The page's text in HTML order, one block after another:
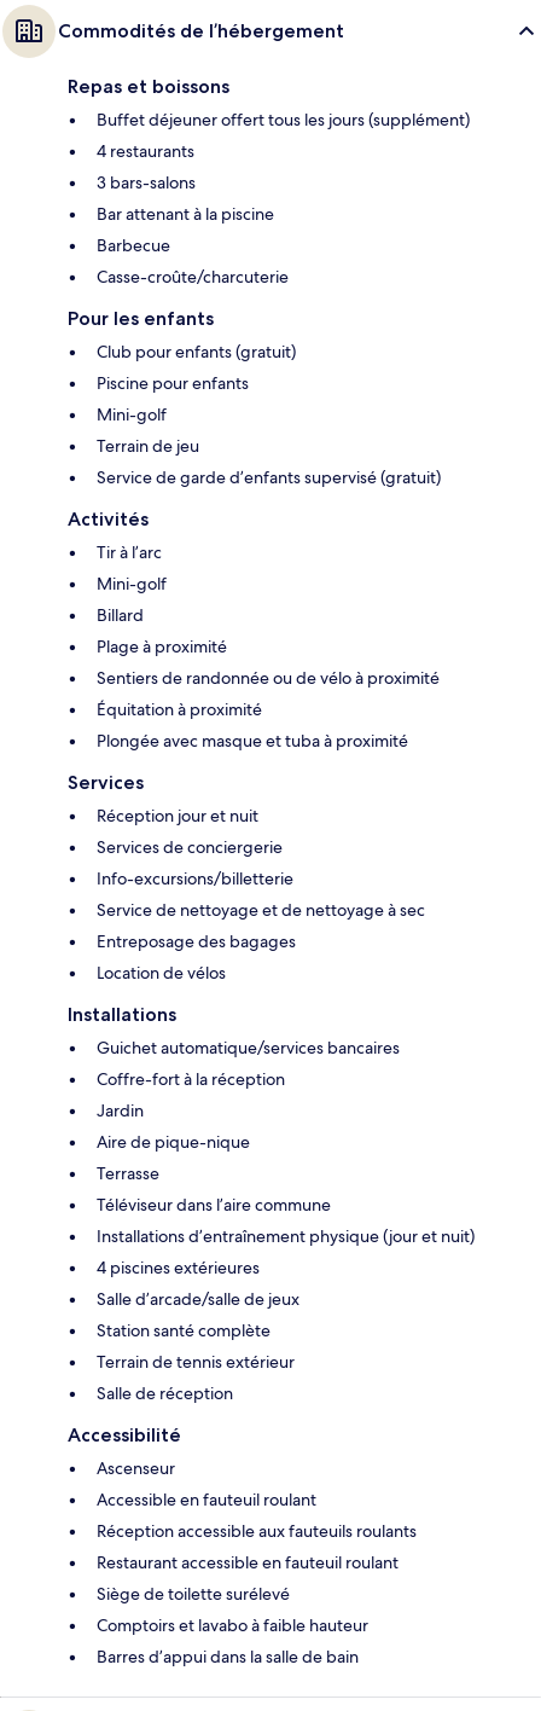
Commodités de l’hébergement
Repas et boissons
Buffet déjeuner offert tous les jours (supplément)
4 restaurants
3 bars-salons
Bar attenant à la piscine
Barbecue
Casse-croûte/charcuterie
Pour les enfants
Club pour enfants (gratuit)
Piscine pour enfants
Mini-golf
Terrain de jeu
Service de garde d’enfants supervisé (gratuit)
Activités
Tir à l’arc
Mini-golf
Billard
Plage à proximité
Sentiers de randonnée ou de vélo à proximité
Équitation à proximité
Plongée avec masque et tuba à proximité
Services
Réception jour et nuit
Services de conciergerie
Info-excursions/billetterie
Service de nettoyage et de nettoyage à sec
Entreposage des bagages
Location de vélos
Installations
Guichet automatique/services bancaires
Coffre-fort à la réception
Jardin
Aire de pique-nique
Terrasse
Téléviseur dans l’aire commune
Installations d’entraînement physique (jour et nuit)
4 piscines extérieures
Salle d’arcade/salle de jeux
Station santé complète
Terrain de tennis extérieur
Salle de réception
Accessibilité
Ascenseur
Accessible en fauteuil roulant
Réception accessible aux fauteuils roulants
Restaurant accessible en fauteuil roulant
Siège de toilette surélevé
Comptoirs et lavabo à faible hauteur
Barres d’appui dans la salle de bain